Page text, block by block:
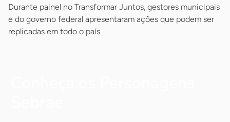
Durante painel no Transformar Juntos, gestores municipais
e do governo federal apresentaram ações que podem ser
replicadas em todo o país